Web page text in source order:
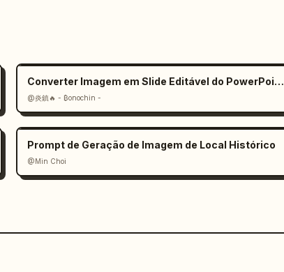
Converter Imagem em Slide Editável do PowerPoint Prompt
@炎鎮🔥 - ₿onochin -
Prompt de Geração de Imagem de Local Histórico
@Min Choi